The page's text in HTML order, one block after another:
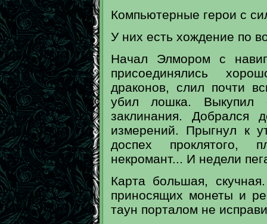
Компьютерные герои с
У них есть хождение по
Начал Элмором с
присоединялись
драконов, слил почти
убил лошка. Выкупил
заклинания. Добрался
измерений. Прыгнул к
доспех проклятого,
некромант... И недели
Карта большая,
приносящих монеты и
таун порталом не